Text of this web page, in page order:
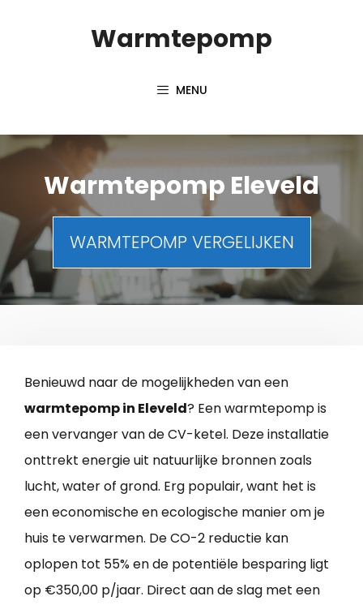
Warmtepomp
MENU
Warmtepomp Eleveld
WARMTEPOMP VERGELIJKEN
Benieuwd naar de mogelijkheden van een
warmtepomp in Eleveld? Een warmtepomp is
een vervanger van de CV-ketel. Deze installatie
onttrekt energie uit natuurlijke bronnen zoals
lucht, water of grond. Erg populair, want het is
een economische en ecologische manier om je
huis te verwarmen. De CO-2 reductie kan
oplopen tot 55% en de potentiële besparing ligt
op €350,00 p/jaar. Direct aan de slag met een